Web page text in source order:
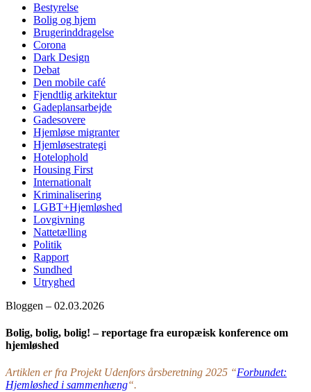
Bestyrelse
Bolig og hjem
Brugerinddragelse
Corona
Dark Design
Debat
Den mobile café
Fjendtlig arkitektur
Gadeplansarbejde
Gadesovere
Hjemløse migranter
Hjemløsestrategi
Hotelophold
Housing First
Internationalt
Kriminalisering
LGBT+Hjemløshed
Lovgivning
Nattetælling
Politik
Rapport
Sundhed
Utryghed
Bloggen – 02.03.2026
Bolig, bolig, bolig! – reportage fra europæisk konference om
hjemløshed
Artiklen er fra Projekt Udenfors årsberetning 2025 “Forbundet:
Hjemløshed i sammenhæng“.